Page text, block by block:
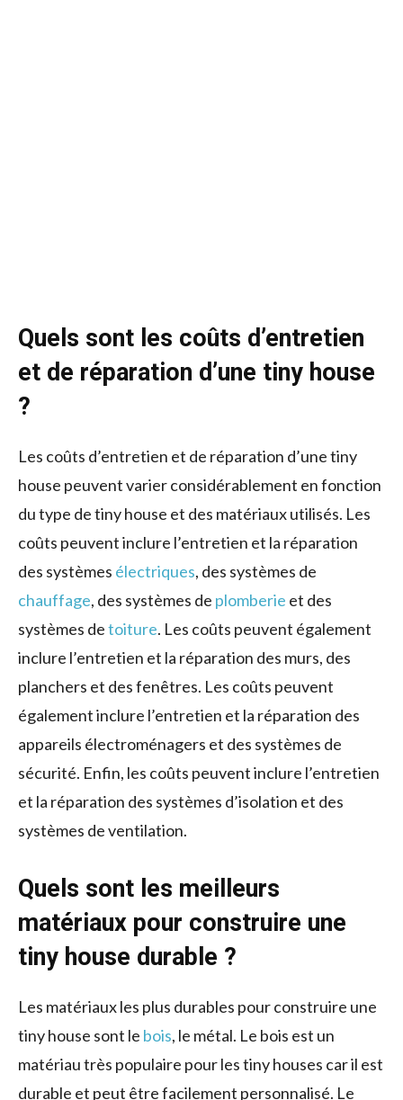
Quels sont les coûts d’entretien
et de réparation d’une tiny house
?
Les coûts d’entretien et de réparation d’une tiny
house peuvent varier considérablement en fonction
du type de tiny house et des matériaux utilisés. Les
coûts peuvent inclure l’entretien et la réparation
des systèmes électriques, des systèmes de
chauffage, des systèmes de plomberie et des
systèmes detoiture. Les coûts peuvent également
inclure l’entretien et la réparation des murs, des
planchers et des fenêtres. Les coûts peuvent
également inclure l’entretien et la réparation des
appareils électroménagers et des systèmes de
sécurité. Enfin, les coûts peuvent inclure l’entretien
et la réparation des systèmes d’isolation et des
systèmes de ventilation.
Quels sont les meilleurs
matériaux pour construire une
tiny house durable ?
Les matériaux les plus durables pour construire une
tiny house sont le bois, le métal. Le bois est un
matériau très populaire pour les tiny houses car il est
durable et peut être facilement personnalisé. Le